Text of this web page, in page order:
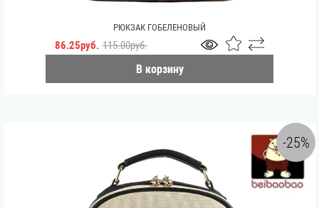
РЮКЗАК ГОБЕЛЕНОВЫЙ
86.25руб. 115.00руб.
В корзину
-25%